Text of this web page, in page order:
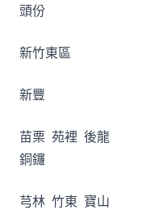
頭份
新竹東區
新豐
苗栗 苑裡 後龍
銅鑼
芎林 竹東 寶山